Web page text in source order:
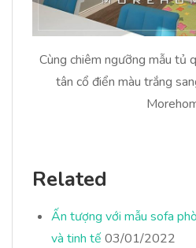
Cùng chiêm ngưỡng mẫu tủ
tân cổ điển màu trắng
Related
Ấn tượng với mẫu sofa
và tinh tế03/01/2022